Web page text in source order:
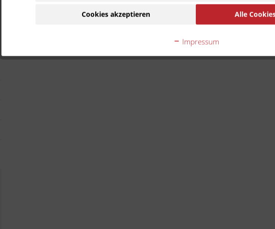
Cookies akzeptieren Alle
Impressum